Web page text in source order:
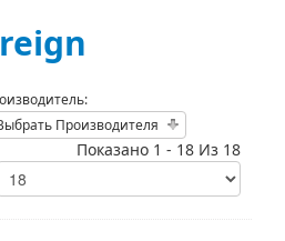
Производителя
Показано 1 - 18 Из 18